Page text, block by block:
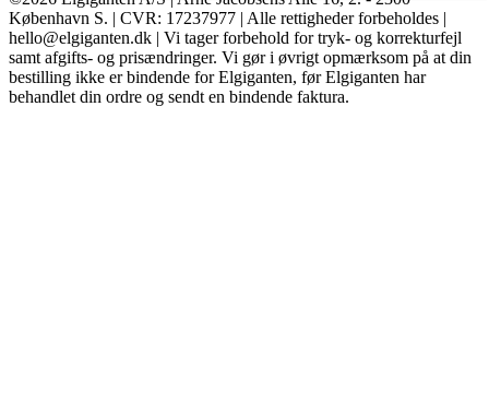
København S. | CVR: 17237977 | Alle rettigheder forbeholdes |
hello@elgiganten.dk | Vi tager forbehold for tryk- og korrekturfejl
samt afgifts- og prisændringer. Vi gør i øvrigt opmærksom på at din
bestilling ikke er bindende for Elgiganten, før Elgiganten har
behandlet din ordre og sendt en bindende faktura.